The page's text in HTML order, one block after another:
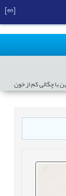
با چگالی کم از خون